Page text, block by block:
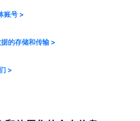
账号 >
的存储和传输 >
>